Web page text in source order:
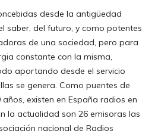
desde la antigüedad
saber, del futuro, y como potentes
de una sociedad, pero para
constante con la misma,
aportando desde el servicio
se genera. Como puentes de
existen en España radios en
la actualidad son 26 emisoras las
nacional de Radios